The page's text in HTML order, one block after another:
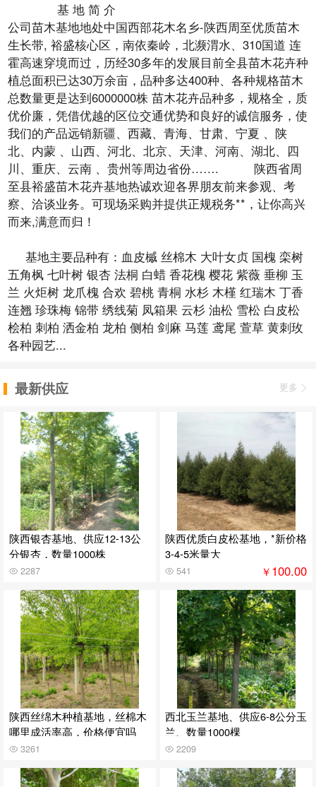
基 地 简 介
公司苗木基地地处中国西部花木名乡-陕西周至优质苗木
生长带, 裕盛核心区，南依秦岭，北濒渭水、310国道 连
霍高速穿境而过，历经30多年的发展目前全县苗木花卉种
植总面积已达30万余亩，品种多达400种、各种规格苗木
总数量更是达到6000000株 苗木花卉品种多，规格全，质
优价廉，凭借优越的区位交通优势和良好的诚信服务，使
我们的产品远销新疆、西藏、青海、甘肃、宁夏 、陕
北、内蒙 、山西、河北、北京、天津、河南、湖北、四
川、重庆、云南 、贵州等周边省份……. 陕西省周
至县裕盛苗木花卉基地热诚欢迎各界朋友前来参观、考
察、洽谈业务。可现场采购并提供正规税务**，让你高兴
而来,满意而归！
基地主要品种有：血皮槭 丝棉木 大叶女贞 国槐 栾树
五角枫 七叶树 银杏 法桐 白蜡 香花槐 樱花 紫薇 垂柳 玉
兰 火炬树 龙爪槐 合欢 碧桃 青桐 水杉 木槿 红瑞木 丁香
连翘 珍珠梅 锦带 绣线菊 凤箱果 云杉 油松 雪松 白皮松
桧柏 刺柏 洒金柏 龙柏 侧柏 剑麻 马莲 鸢尾 萱草 黄刺玫
各种园艺...
最新供应 更多
陕西银杏基地、供应12-13公
分银杏，数量1000株
2287
陕西优质白皮松基地，*新价格
3-4-5米量大
541 ￥100.00
陕西丝绵木种植基地，丝棉木
哪里成活率高，价格便宜吗
3261
西北玉兰基地、供应6-8公分玉
兰、数量1000棵
2209